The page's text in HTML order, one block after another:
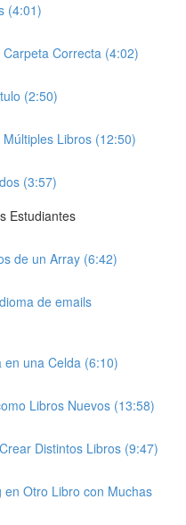
(4:01)
Correcta (4:02)
(2:50)
Libros (12:50)
(3:57)
Estudiantes
de un Array (6:42)
de emails
en una Celda (6:10)
Libros Nuevos (13:58)
Distintos Libros (9:47)
en Otro Libro con Muchas